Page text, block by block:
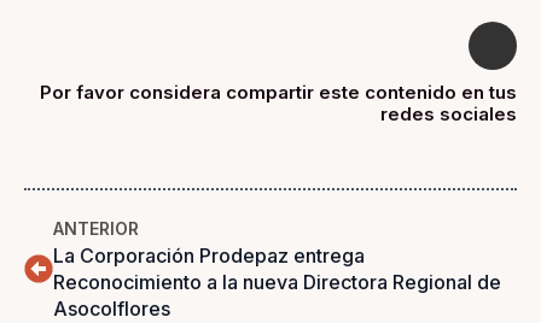
Por favor considera compartir este contenido en tus
redes sociales
ANTERIOR
La Corporación Prodepaz entrega
Reconocimiento a la nueva Directora Regional de
Asocolflores